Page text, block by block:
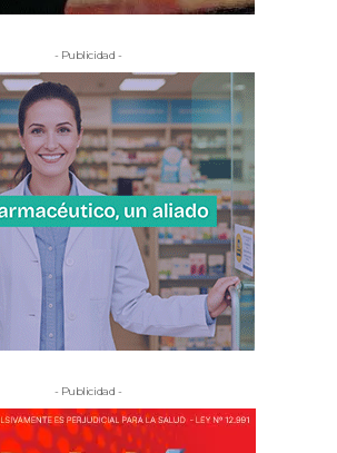
- Publicidad -
- Publicidad -